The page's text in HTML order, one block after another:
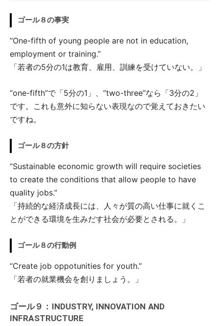
ゴール８の事実
“One-fifth of young people are not in education,
employment or training.”
「若者の5分の1は教育、雇用、訓練を受けていない。」
“one-fifth”で「5分の1」、”two-three”なら「3分の2」
です。これも意外に知らない表現なので覚えておきたい
ですね。
ゴール８の方針
“Sustainable economic growth will require societies
to create the conditions that allow people to have
quality jobs.”
「持続的な経済成長には、人々が質の高い仕事に就くこ
とができる環境を生みだす社会が必要とされる。」
ゴール８の行動例
“Create job oppotunities for youth.”
「若者の就業機会を創りましょう。」
ゴール９：INDUSTRY, INNOVATION AND
INFRASTRUCTURE